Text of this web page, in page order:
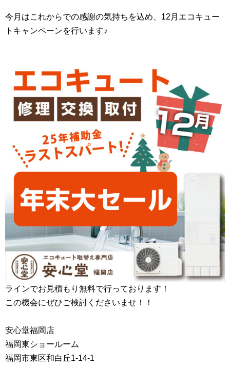
今月はこれからでの感謝の気持ちを込め、12月エコキュー
トキャンペーンを行います♪
ラインでお見積もり無料で行っております！
この機会にぜひご検討くださいませ！！
安心堂福岡店
福岡東ショールーム
福岡市東区和白丘1-14-1